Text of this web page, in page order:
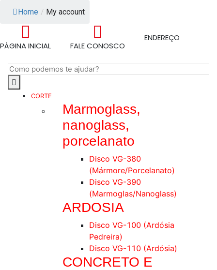
Home / My account
PÁGINA INICIAL FALE CONOSCO
ENDEREÇO
CORTE
Marmoglass,
nanoglass,
porcelanato
Disco VG-380
(Mármore/Porcelanato)
Disco VG-390
(Marmoglas/Nanoglass)
ARDOSIA
Disco VG-100 (Ardósia
Pedreira)
Disco VG-110 (Ardósia)
CONCRETO E